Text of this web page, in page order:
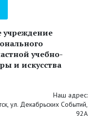
учреждение
учебно-
и искусства
Наш адрес:
ул. Декабрьских Событий,
92А